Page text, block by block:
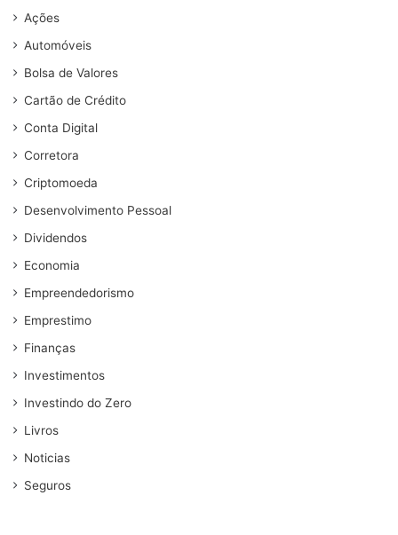
Ações
Automóveis
Bolsa de Valores
Cartão de Crédito
Conta Digital
Corretora
Criptomoeda
Desenvolvimento Pessoal
Dividendos
Economia
Empreendedorismo
Emprestimo
Finanças
Investimentos
Investindo do Zero
Livros
Noticias
Seguros